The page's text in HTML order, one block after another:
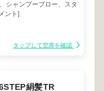
シャンプーブロー、スタ
ント]
タップして空席を確認
絹髪TR